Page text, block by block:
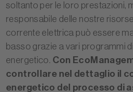
soltanto per le loro prestazioni,
responsabile delle nostre
corrente elettrica può essere
basso grazie a vari programmi
energetico. Con
controllare nel dettaglio il
energetico del processo di